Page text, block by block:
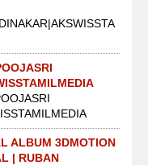
3DMOTION
| RUBAN